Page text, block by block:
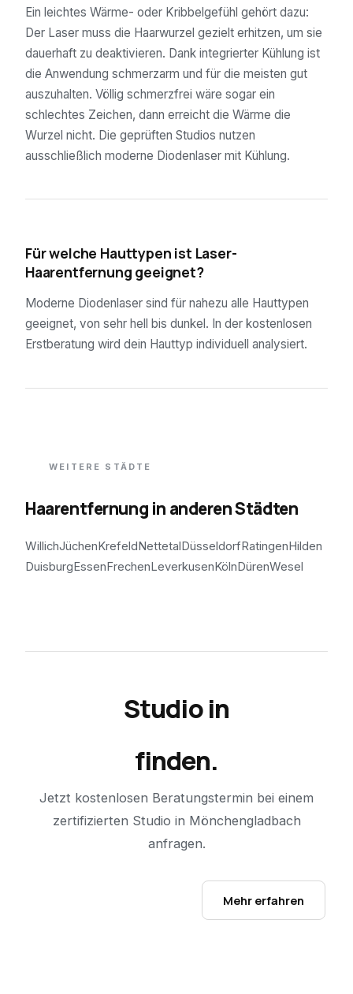
Ein leichtes Wärme- oder Kribbelgefühl gehört dazu:
Der Laser muss die Haarwurzel gezielt erhitzen, um sie
dauerhaft zu deaktivieren. Dank integrierter Kühlung ist
die Anwendung schmerzarm und für die meisten gut
auszuhalten. Völlig schmerzfrei wäre sogar ein
schlechtes Zeichen, dann erreicht die Wärme die
Wurzel nicht. Die geprüften Studios nutzen
ausschließlich moderne Diodenlaser mit Kühlung.
Für welche Hauttypen ist Laser-
Haarentfernung geeignet?
Moderne Diodenlaser sind für nahezu alle Hauttypen
geeignet, von sehr hell bis dunkel. In der kostenlosen
Erstberatung wird dein Hauttyp individuell analysiert.
WEITERE STÄDTE
Haarentfernung in anderen Städten
WillichJüchenKrefeldNettetalDüsseldorfRatingenHilden
DuisburgEssenFrechenLeverkusenKölnDürenWesel
Studio in
finden.
Jetzt kostenlosen Beratungstermin bei einem
zertifizierten Studio in Mönchengladbach
anfragen.
Mehr erfahren